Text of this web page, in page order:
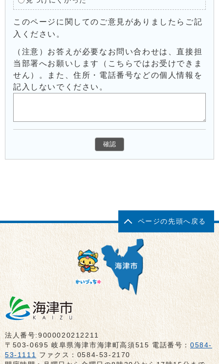
このページに関してのご意見がありましたらご記
入ください。
（注意）お答えが必要なお問い合わせは、直接担
当部署へお願いします（こちらではお受けできま
せん）。また、住所・電話番号などの個人情報を
記入しないでください。
ページの先頭へ戻る
法人番号:9000020212211
〒503-0695 岐阜県海津市海津町高須515 電話番号：0584-
53-1111 ファクス：0584-53-2170